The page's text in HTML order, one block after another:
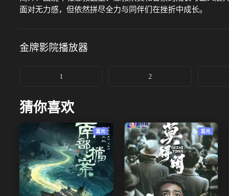
面对无力感，但依然拼尽全力与同伴们在挫折中成长。
金牌影院播放器
1 2
猜你喜欢
蓝光 蓝光